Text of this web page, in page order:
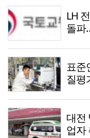
LH
돌파
표준
질평
대전
업자